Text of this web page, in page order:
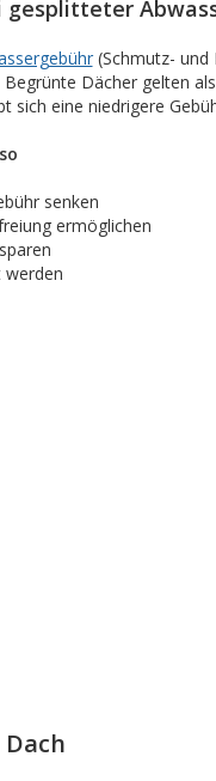
gesplitteter
(Schmutz- und
Dächer gelten
sich eine niedrigere
senken
ermöglichen
werden